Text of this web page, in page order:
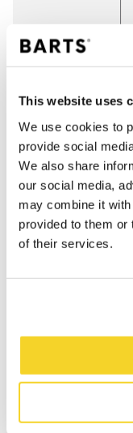
This website uses
We use cookies to
provide social
We also share
our social media,
may combine it
provided to them or
of their services.
Bestellingen
Binnen 30